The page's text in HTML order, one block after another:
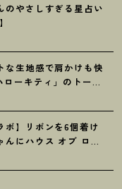
のやさしすぎる星占い
な生地感で肩かけも快
ーキティ」のトート
です
ボ】リボンを6個着け
んにハウス オブ ロー